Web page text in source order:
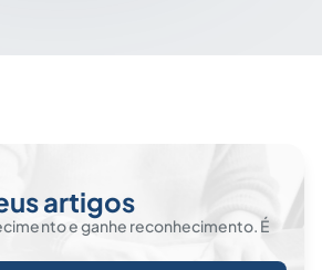
artigos
e ganhe reconhecimento. É